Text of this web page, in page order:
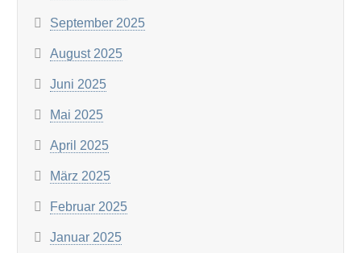
September 2025
August 2025
Juni 2025
Mai 2025
April 2025
März 2025
Februar 2025
Januar 2025